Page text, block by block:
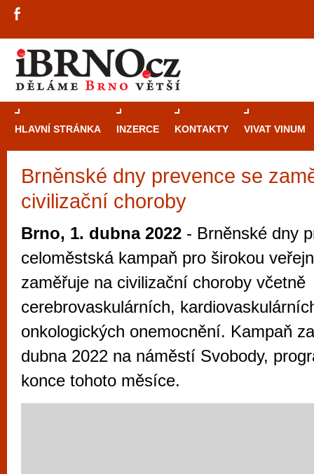
HLAVNÍ STRÁNKA INZERCE KONTAKTY VIVAT VINUM
Brněnské dny prevence se
civilizační choroby
Brno, 1. dubna 2022 - Brněnské dny
celoměstská kampaň pro širokou
zaměřuje na civilizační choroby včetně
cerebrovaskulárních,
onkologických onemocnění. Kampaň
dubna 2022 na náměstí Svobody,
konce tohoto měsíce.
Průvodce
Brno je
zajímavé
restaurace,
Mimo jiné je ale také místem, kde si
vyzkoušet různé kasinové hry. V
metropoli naleznete širokou nabídku her
po moderní automaty jak pro pravidelné
příležitostné hráče. V...